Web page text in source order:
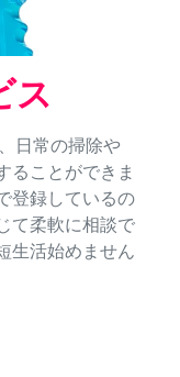
ス
日常の掃除や
ることができま
登録しているの
て柔軟に相談で
生活始めません